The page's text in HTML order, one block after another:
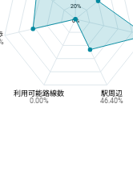
20%
0%
利用可能路線数
0.00%
駅周辺
46.40%